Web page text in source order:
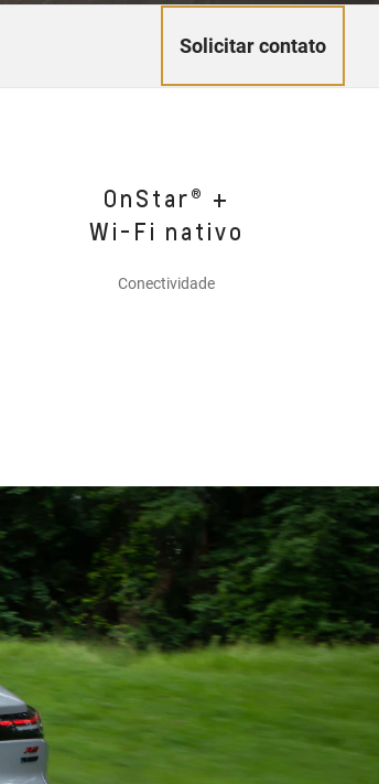
Solicitar contato
OnStar® +
Wi-Fi nativo
Conectividade